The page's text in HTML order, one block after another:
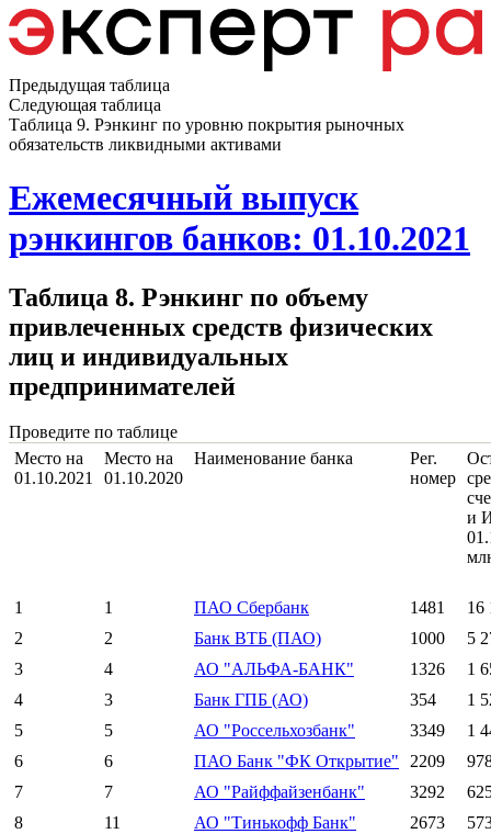
Предыдущая таблица
Следующая таблица
Таблица 9. Рэнкинг по уровню покрытия рыночных
обязательств ликвидными активами
Ежемесячный выпуск
рэнкингов банков: 01.10.2021
Таблица 8. Рэнкинг по объему
привлеченных средств физических
лиц и индивидуальных
предпринимателей
Проведите по таблице
Место на
01.10.2021
Место на
01.10.2020
Наименование банка
Рег.
номер
и
1 1 ПАО Сбербанк 1481
16
2
2 Банк ВТБ (ПАО) 1000
5
3
4 АО "АЛЬФА-БАНК" 1326
1
4
3 Банк ГПБ (АО) 354
1
5
5 АО "Россельхозбанк" 3349
1
6
6 ПАО Банк "ФК Открытие" 2209
7
7 АО "Райффайзенбанк" 3292
8
11 АО "Тинькофф Банк" 2673